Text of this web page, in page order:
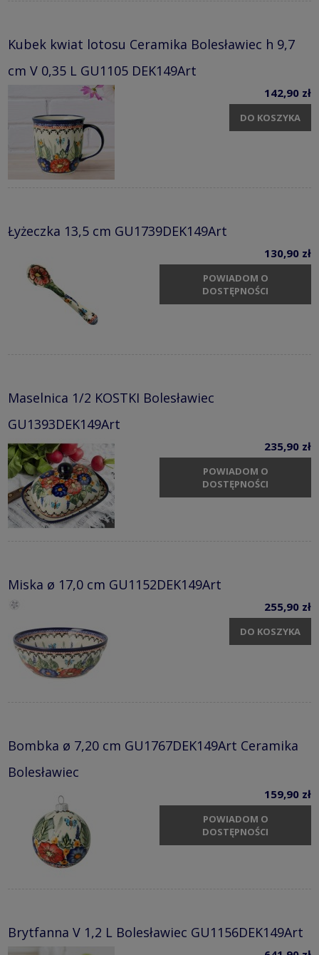
Kubek kwiat lotosu Ceramika Bolesławiec h 9,7
cm V 0,35 L GU1105 DEK149Art
142,90 zł
DO KOSZYKA
Łyżeczka 13,5 cm GU1739DEK149Art
130,90 zł
POWIADOM O
DOSTĘPNOŚCI
Maselnica 1/2 KOSTKI Bolesławiec
GU1393DEK149Art
235,90 zł
POWIADOM O
DOSTĘPNOŚCI
Miska ø 17,0 cm GU1152DEK149Art
255,90 zł
DO KOSZYKA
Bombka ø 7,20 cm GU1767DEK149Art Ceramika
Bolesławiec
159,90 zł
POWIADOM O
DOSTĘPNOŚCI
Brytfanna V 1,2 L Bolesławiec GU1156DEK149Art